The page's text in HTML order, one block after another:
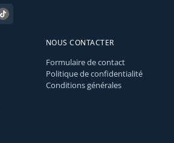
NOUS CONTACTER
Formulaire de contact
Politique de confidentialité
Conditions générales